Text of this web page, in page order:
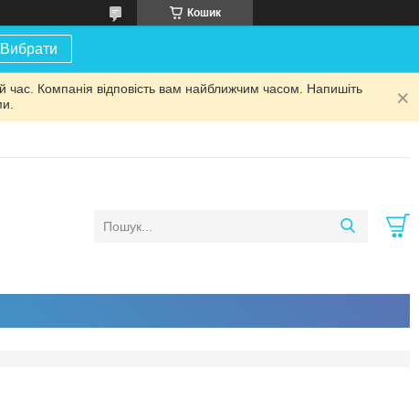
Кошик
Вибрати
час. Компанія відповість вам найближчим часом. Напишіть